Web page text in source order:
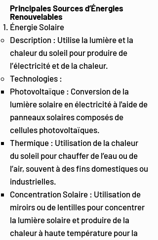
Principales Sources d’Énergies
Renouvelables
Énergie Solaire
Description : Utilise la lumière et la
chaleur du soleil pour produire de
l’électricité et de la chaleur.
Technologies :
Photovoltaïque : Conversion de la
lumière solaire en électricité à l'aide de
panneaux solaires composés de
cellules photovoltaïques.
Thermique : Utilisation de la chaleur
du soleil pour chauffer de l’eau ou de
l’air, souvent à des fins domestiques ou
industrielles.
Concentration Solaire : Utilisation de
miroirs ou de lentilles pour concentrer
la lumière solaire et produire de la
chaleur à haute température pour la